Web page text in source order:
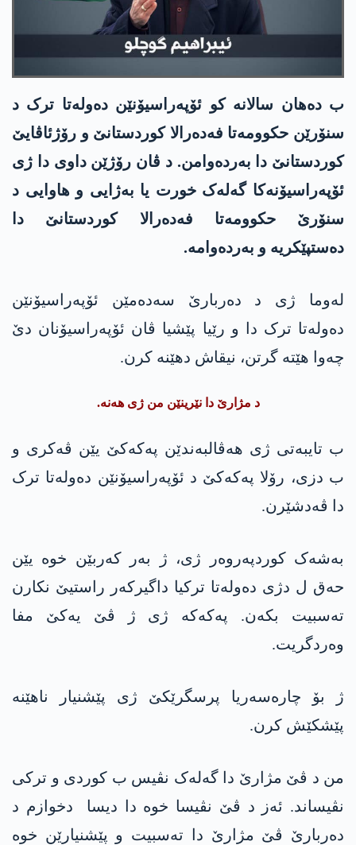
ب دەھان سالانە کو ئۆپەراسیۆنێن دەولەتا ترک د
سنۆرێن حکوومەتا فەدەرالا کوردستانێ و رۆژئاڤایێ
کوردستانێ دا بەردەوامن. د ڤان رۆژێن داوی دا ژی
ئۆپەراسیۆنەکا گەلەک خورت یا بەژایی و ھاوایی د
سنۆرێ حکوومەتا فەدەرالا کوردستانێ دا
دەستپێکریە و بەردەوامە.
لەوما ژی د دەربارێ سەدەمێن ئۆپەراسیۆنێن
دەولەتا ترک دا و رێیا پێشیا ڤان ئۆپەراسیۆنان دێ
چەوا هێتە گرتن، نیقاش دهێنە کرن.
د مژارێ دا نێرینێن من ژی ھەنە.
ب تایبەتی ژی ھەڤالبەندێن پەکەکێ یێن ڤەکری و
ب دزی، رۆلا پەکەکێ د ئۆپەراسیۆنێن دەولەتا ترک
دا ڤەدشێرن.
بەشەک کوردپەروەر ژی، ژ بەر کەربێن خوە یێن
حەق ل دژی دەولەتا ترکیا داگیرکەر راستیێ نکارن
تەسبیت بکەن. پەکەکە ژی ژ ڤێ یەکێ مفا
وەردگریت.
ژ بۆ چارەسەریا پرسگرێکێ ژی پێشنیار ناهێنە
پێشکێش کرن.
من د ڤێ مژارێ دا گەلەک نڤیس ب کوردی و ترکی
نڤیساند. ئەز د ڤێ نڤیسا خوە دا دیسا دخوازم د
دەربارێ ڤێ مژارێ دا تەسبیت و پێشنیارێن خوە